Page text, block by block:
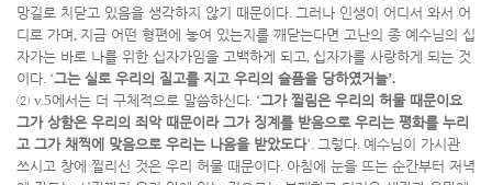
망길로 치닫고 있음을 생각하지 않기 때문이다. 그러나 인생이 어디서 와서 어
디로 가며 , 지금 어떤 형편에 놓여 있는지를 깨닫는다면 고난의 종 예수님의 십
자가는 바로 나를 위한 십자가임을 고백하게 되고, 십자가를 사랑하게 되는 것
이다. ‘그는 실로 우리의 질고를 지고 우리의 슬픔을 당하였거늘’.
② v.5에서는 더 구체적으로 말씀하신다. ‘그가 찔림은 우리의 허물 때문이요
그가 상함은 우리의 죄악 때문이라 그가 징계를 받음으로 우리는 평화를 누리
고 그가 채찍에 맞음으로 우리는 나음을 받았도다’. 그렇다. 예수님이 가시관
쓰시고 창에 찔리신 것은 우리 허물 때문이다. 아침에 눈을 뜨는 순간부터 저녁